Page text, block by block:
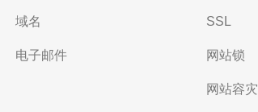
域名
电子邮件
SSL
网站锁
网站容灾